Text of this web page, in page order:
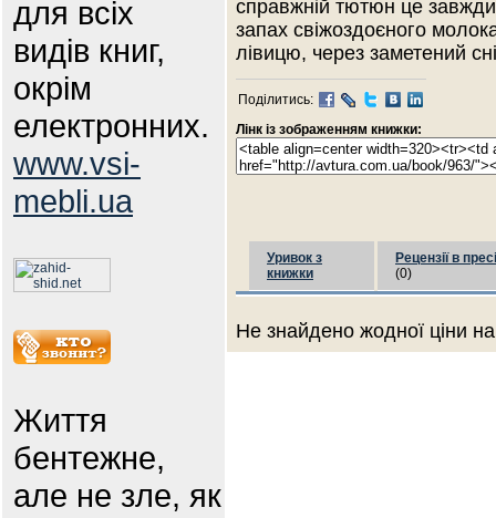
для всіх
видів книг,
окрім
електронних.
www.vsi-
mebli.ua
Життя
бентежне,
але не зле, як
справжній тютюн це
запах свіжоздоєного
лівицю, через заметений
Поділитись:
Лінк із зображенням книжки:
Уривок з
книжки
Рецензії в пресі
(0)
Не знайдено жодної ціни